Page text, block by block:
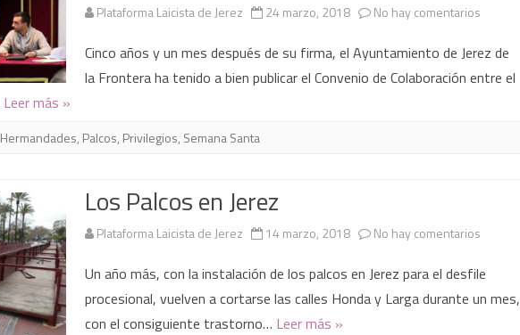
Plataforma Laicista de Jerez 24 marzo, 2018 No hay comentarios
cheque
Cinco años y un mes después de su firma, el Ayuntamiento de Jerez de
la Frontera ha tenido a bien publicar el Convenio de Colaboración entre el
Leer más »
Hermandades, Palcos, Privilegios, Semana Santa
Los Palcos en Jerez
Plataforma Laicista de Jerez 14 marzo, 2018 No hay comentarios
Palcos
Un año más, con la instalación de los palcos en Jerez para el desfile
procesional, vuelven a cortarse las calles Honda y Larga durante un mes,
con el consiguiente trastorno… Leer más »